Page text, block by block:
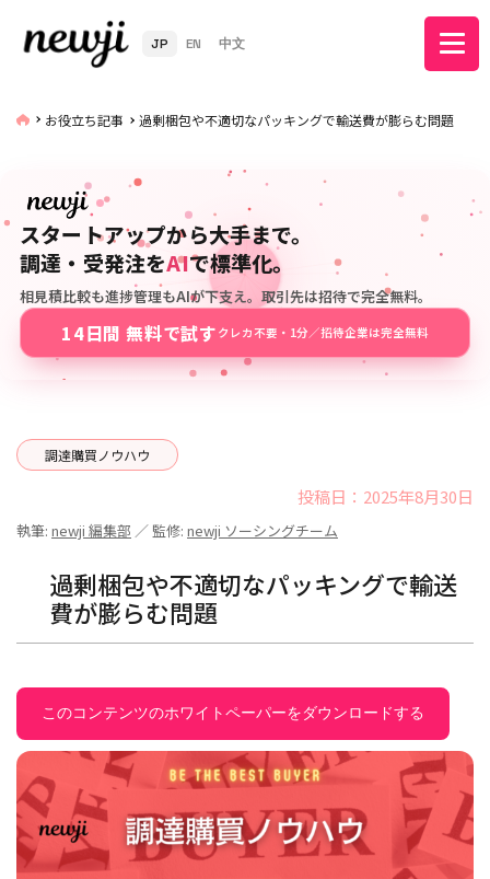
JP EN 中文
お役立ち記事 過剰梱包や不適切なパッキングで輸送費が膨らむ問題
スタートアップから大手まで。
調達・受発注をAIで標準化。
相見積比較も進捗管理もAIが下支え。取引先は招待で完全無料。
14日間 無料で試す クレカ不要・1分／招待企業は完全無料
調達購買ノウハウ
投稿日：2025年8月30日
執筆: newji 編集部 ／ 監修: newji ソーシングチーム
過剰梱包や不適切なパッキングで輸送
費が膨らむ問題
このコンテンツのホワイトペーパーをダウンロードする